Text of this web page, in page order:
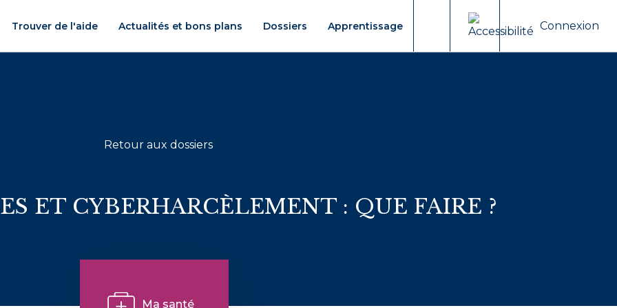
Trouver de l'aide Actualités et bons plans Dossiers Apprentissage
Moteur de recherche
Connexion
Retour aux dossiers
ET CYBERHARCÈLEMENT : QUE FAIRE ?
Ma santé